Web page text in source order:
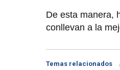
De esta manera,
conllevan a la
Temas relacionados